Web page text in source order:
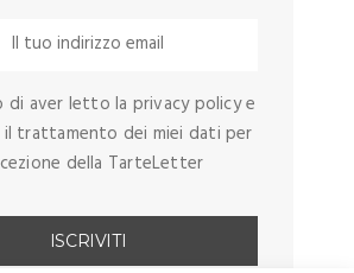
di aver letto la privacy policy e
trattamento dei miei dati per
della TarteLetter